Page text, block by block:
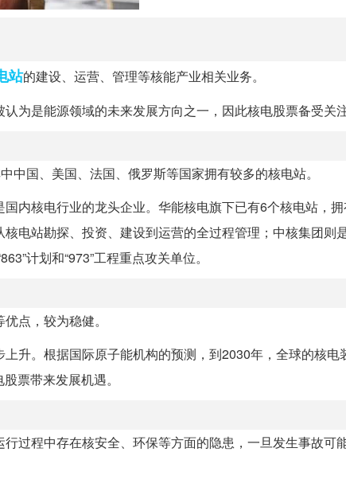
站的建设、运营、管理等核能产业相关业务。
为是能源领域的未来发展方向之一，因此核电股票备受关
国、美国、法国、俄罗斯等国家拥有较多的核电站。
内核电行业的龙头企业。华能核电旗下已有6个核电站，
电站勘探、投资、建设到运营的全过程管理；中核集团则
计划和“973”工程重点攻关单位。
点，较为稳健。
升。根据国际原子能机构的预测，到2030年，全球的核电
票带来发展机遇。
过程中存在核安全、环保等方面的隐患，一旦发生事故可